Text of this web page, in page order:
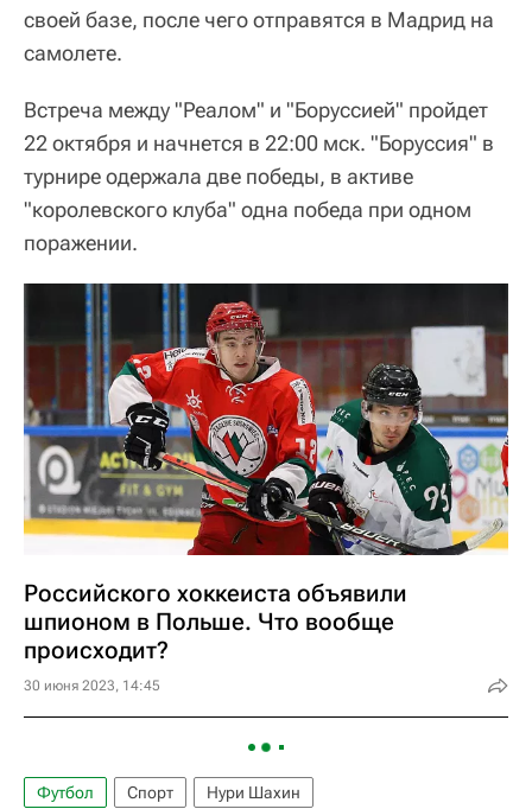
своей базе, после чего отправятся в Мадрид на
самолете.
Встреча между "Реалом" и "Боруссией" пройдет
22 октября и начнется в 22:00 мск. "Боруссия" в
турнире одержала две победы, в активе
"королевского клуба" одна победа при одном
поражении.
Российского хоккеиста объявили
шпионом в Польше. Что вообще
происходит?
30 июня 2023, 14:45
Футбол Спорт
Нури Шахин